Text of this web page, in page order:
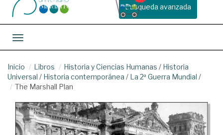
Busqueda avanzada
Toggle navigation
Inicio Libros Historia y Ciencias Humanas / Historia
Universal / Historia contemporánea / La 2ª Guerra Mundial /
The Marshall Plan